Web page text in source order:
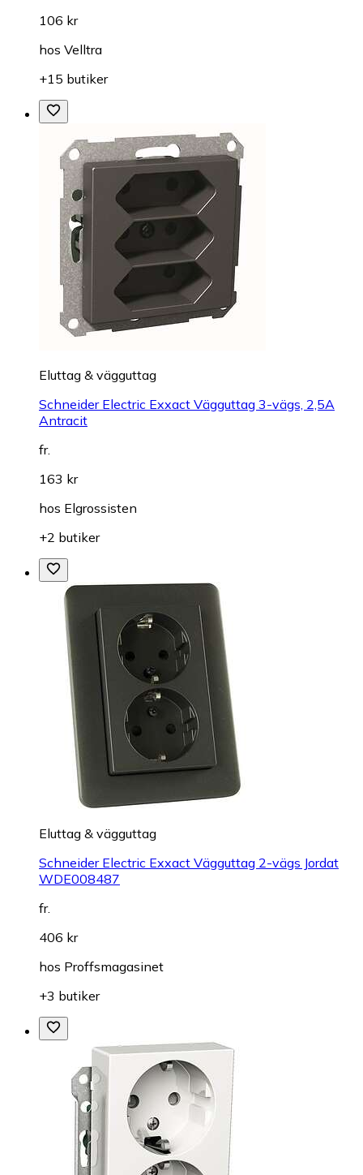
106 kr
hos Velltra
+15 butiker
Eluttag & vägguttag
Schneider Electric Exxact Vägguttag 3-vägs, 2,5A
Antracit
fr.
163 kr
hos Elgrossisten
+2 butiker
Eluttag & vägguttag
Schneider Electric Exxact Vägguttag 2-vägs Jordat
WDE008487
fr.
406 kr
hos Proffsmagasinet
+3 butiker